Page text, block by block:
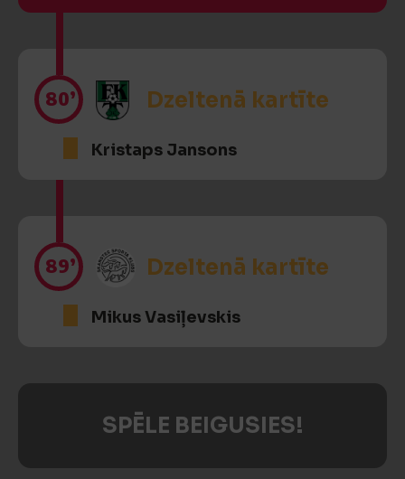
80’ Dzeltenā kartīte
Kristaps Jansons
89’ Dzeltenā kartīte
Mikus Vasiļevskis
SPĒLE BEIGUSIES!